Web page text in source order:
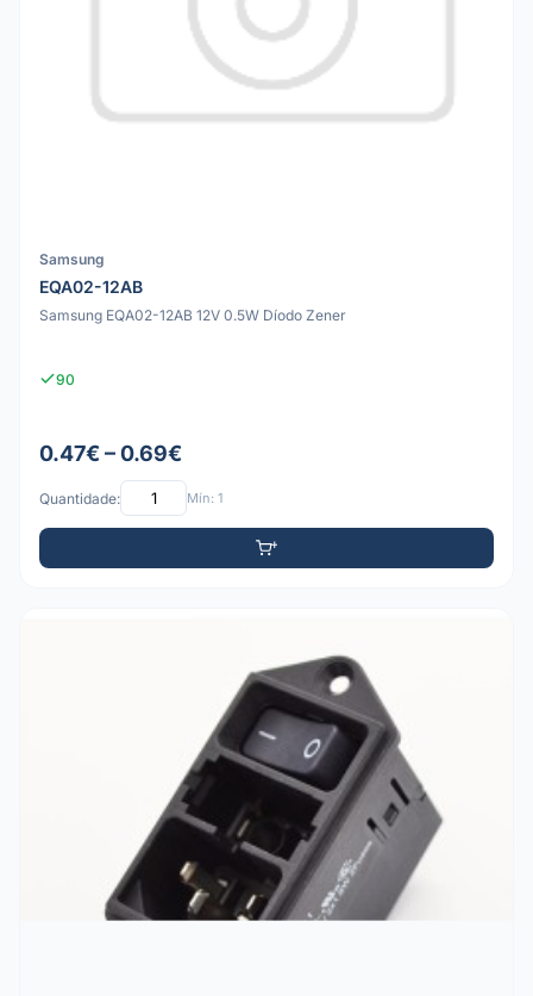
Samsung
EQA02-12AB
Samsung EQA02-12AB 12V 0.5W Díodo Zener
90
0.47€ – 0.69€
Quantidade: Mín: 1